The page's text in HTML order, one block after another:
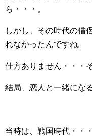
ら・・・。
しかし、その時代の僧
れなかったんですね。
仕方ありません・・・
結局、恋人と一緒にな
当時は、戦国時代・・